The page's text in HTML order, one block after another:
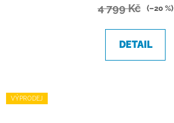
4 799 Kč (–20 %)
DETAIL
VÝPRODEJ